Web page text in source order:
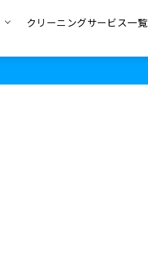
クリーニングサービス一覧